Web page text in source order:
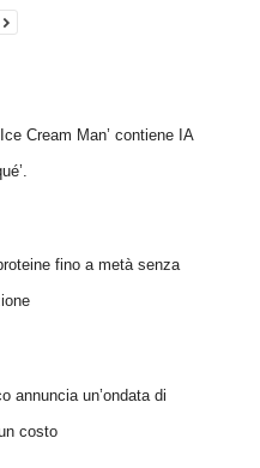
Cream Man’ contiene IA
fino a metà senza
annuncia un’ondata di
costo